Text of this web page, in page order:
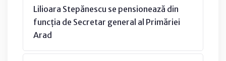
Lilioara Stepănescu se pensionează din
funcția de Secretar general al Primăriei
Arad